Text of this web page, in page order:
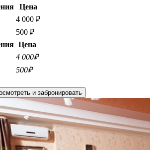
Цена
4 000 ₽
500 ₽
Цена
4 000₽
500₽
и забронировать